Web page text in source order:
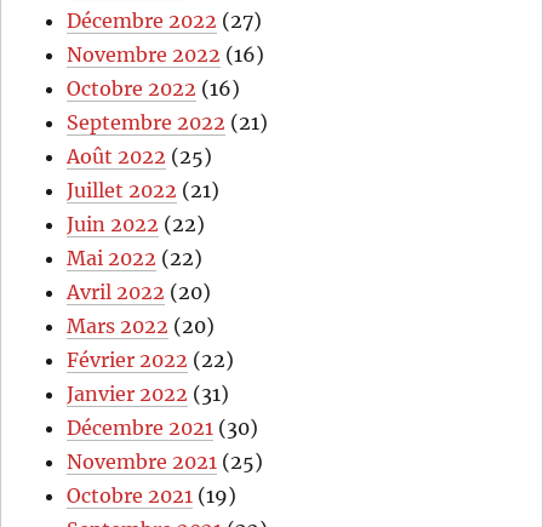
Décembre 2022 (27)
Novembre 2022 (16)
Octobre 2022 (16)
Septembre 2022 (21)
Août 2022 (25)
Juillet 2022 (21)
Juin 2022 (22)
Mai 2022 (22)
Avril 2022 (20)
Mars 2022 (20)
Février 2022 (22)
Janvier 2022 (31)
Décembre 2021 (30)
Novembre 2021 (25)
Octobre 2021 (19)